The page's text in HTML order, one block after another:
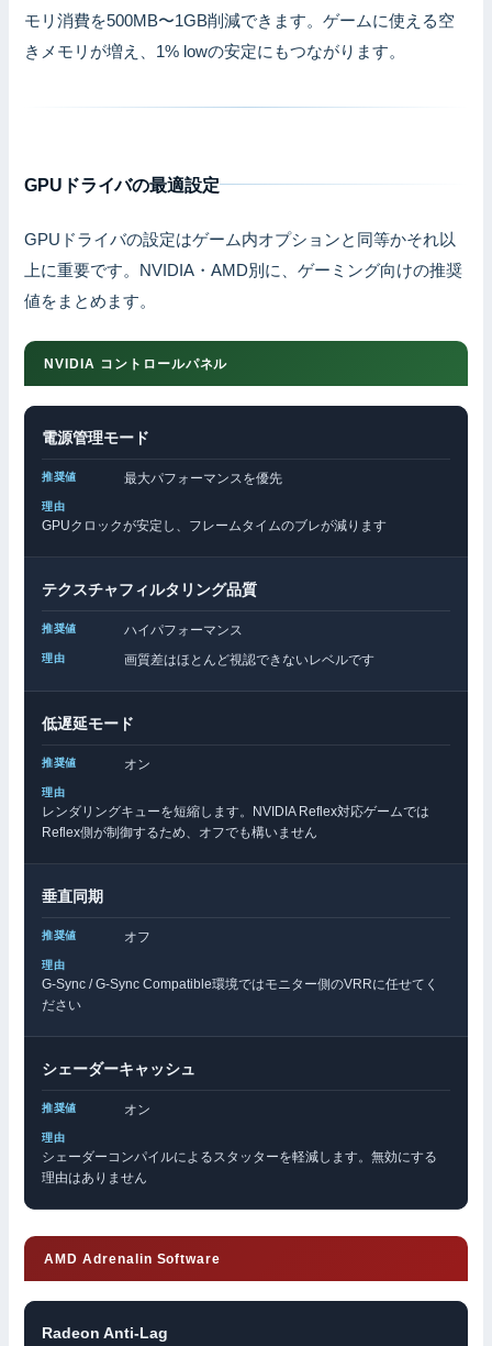
モリ消費を500MB〜1GB削減できます。ゲームに使える空
きメモリが増え、1% lowの安定にもつながります。
GPUドライバの最適設定
GPUドライバの設定はゲーム内オプションと同等かそれ以
上に重要です。NVIDIA・AMD別に、ゲーミング向けの推奨
値をまとめます。
NVIDIA コントロールパネル
電源管理モード
最大パフォーマンスを優先
GPUクロックが安定し、フレームタイムのブレが減ります
テクスチャフィルタリング品質
ハイパフォーマンス
画質差はほとんど視認できないレベルです
低遅延モード
オン
レンダリングキューを短縮します。NVIDIA Reflex対応ゲームでは
Reflex側が制御するため、オフでも構いません
垂直同期
オフ
G-Sync / G-Sync Compatible環境ではモニター側のVRRに任せてく
ださい
シェーダーキャッシュ
オン
シェーダーコンパイルによるスタッターを軽減します。無効にする
理由はありません
AMD Adrenalin Software
Radeon Anti-Lag